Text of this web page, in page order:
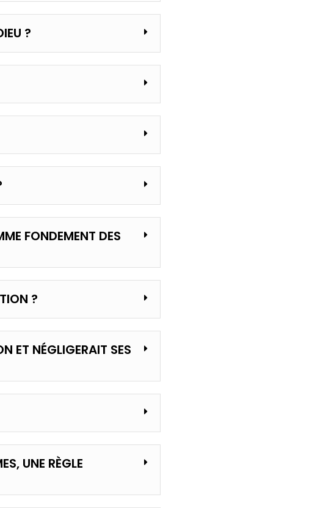
?
FONDEMENT DES
?
ET NÉGLIGERAIT SES
UNE RÈGLE